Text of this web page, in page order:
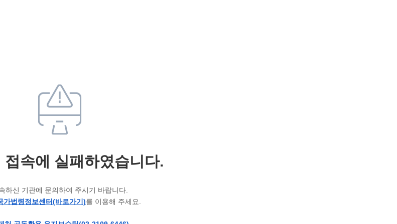
접속에 실패하였습니다.
하신 기관에 문의하여 주시기 바랍니다.
가법령정보센터(바로가기)를 이용해 주세요.